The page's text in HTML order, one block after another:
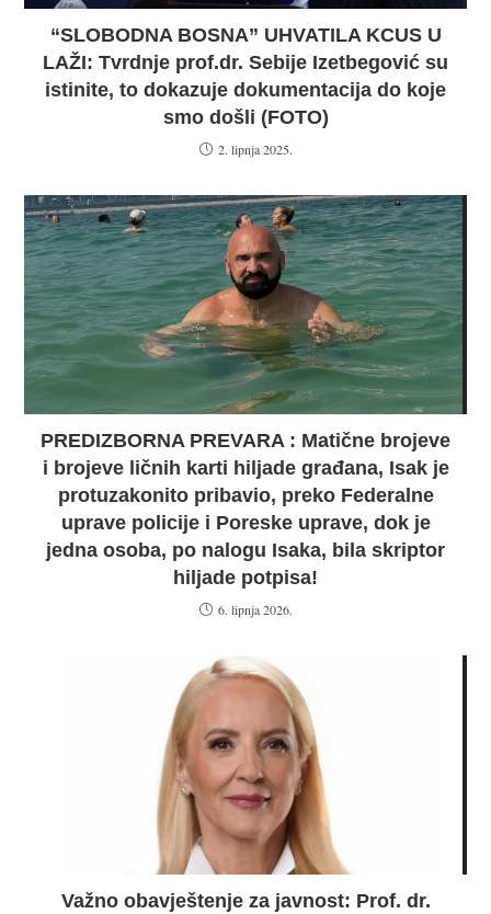
“SLOBODNA BOSNA” UHVATILA KCUS U
LAŽI: Tvrdnje prof.dr. Sebije Izetbegović su
istinite, to dokazuje dokumentacija do koje
smo došli (FOTO)
2. lipnja 2025.
PREDIZBORNA PREVARA : Matične brojeve
i brojeve ličnih karti hiljade građana, Isak je
protuzakonito pribavio, preko Federalne
uprave policije i Poreske uprave, dok je
jedna osoba, po nalogu Isaka, bila skriptor
hiljade potpisa!
6. lipnja 2026.
Važno obavještenje za javnost: Prof. dr.